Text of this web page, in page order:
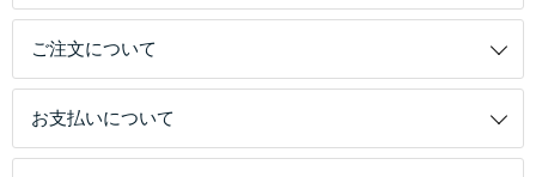
ご注文について
お支払いについて